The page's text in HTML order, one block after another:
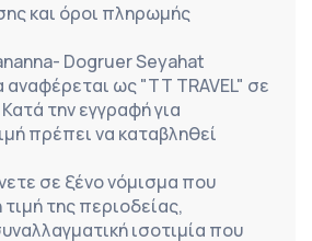
και όροι πληρωμής
Dogruer Seyahat
αναφέρεται ως "TT TRAVEL" σε
την εγγραφή για
πρέπει να καταβληθεί
σε ξένο νόμισμα που
της περιοδείας,
ισοτιμία που